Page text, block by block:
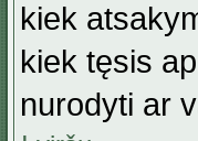
kiek
kiek tęsis
nurodyti ar